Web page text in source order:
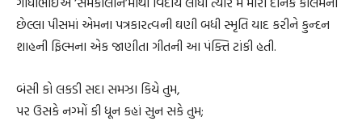
છેલ્લા પીસમાં એમના પત્રકારત્વની ઘણી બધી સ્મૃતિ યાદ કરીને કુન્દન
શાહની ફિલ્મના એક જાણીતા ગીતની આ પંક્તિ ટાંકી હતી.
બંસી કો લકડી સદા સમઝા કિયે તુમ,
પર ઉસકે નગ્મોં કી ધૂન કહાં સુન સકે તુમ;